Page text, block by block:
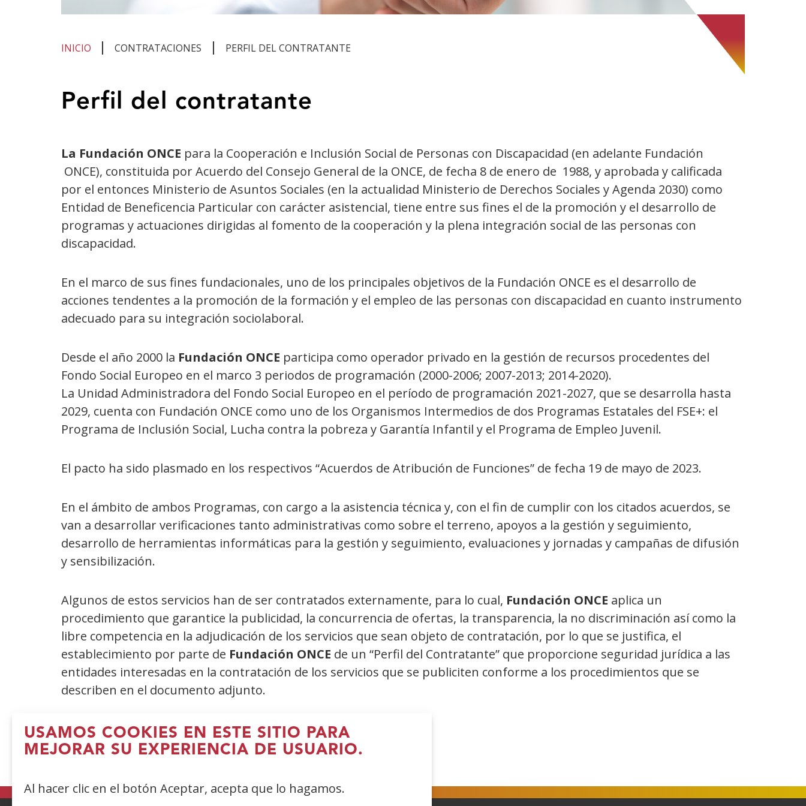
USAMOS COOKIES EN ESTE SITIO PARA
MEJORAR SU EXPERIENCIA DE USUARIO.
Al hacer clic en el botón Aceptar, acepta que lo hagamos.
INICIO CONTRATACIONES PERFIL DEL CONTRATANTE
encuentrasPerfil del contratante
La Fundación ONCE para la Cooperación e Inclusión Social de Personas con Discapacidad (en adelante Fundación
ONCE), constituida por Acuerdo del Consejo General de la ONCE, de fecha 8 de enero de 1988, y aprobada y calificada
por el entonces Ministerio de Asuntos Sociales (en la actualidad Ministerio de Derechos Sociales y Agenda 2030) como
Entidad de Beneficencia Particular con carácter asistencial, tiene entre sus fines el de la promoción y el desarrollo de
programas y actuaciones dirigidas al fomento de la cooperación y la plena integración social de las personas con
discapacidad.
En el marco de sus fines fundacionales, uno de los principales objetivos de la Fundación ONCE es el desarrollo de
acciones tendentes a la promoción de la formación y el empleo de las personas con discapacidad en cuanto instrumento
adecuado para su integración sociolaboral.
Desde el año 2000 la Fundación ONCE participa como operador privado en la gestión de recursos procedentes del
Fondo Social Europeo en el marco 3 periodos de programación (2000-2006; 2007-2013; 2014-2020).
La Unidad Administradora del Fondo Social Europeo en el período de programación 2021-2027, que se desarrolla hasta
2029, cuenta con Fundación ONCE como uno de los Organismos Intermedios de dos Programas Estatales del FSE+: el
Programa de Inclusión Social, Lucha contra la pobreza y Garantía Infantil y el Programa de Empleo Juvenil.
El pacto ha sido plasmado en los respectivos “Acuerdos de Atribución de Funciones” de fecha 19 de mayo de 2023.
En el ámbito de ambos Programas, con cargo a la asistencia técnica y, con el fin de cumplir con los citados acuerdos, se
van a desarrollar verificaciones tanto administrativas como sobre el terreno, apoyos a la gestión y seguimiento,
desarrollo de herramientas informáticas para la gestión y seguimiento, evaluaciones y jornadas y campañas de difusión
y sensibilización.
Algunos de estos servicios han de ser contratados externamente, para lo cual, Fundación ONCE aplica un
procedimiento que garantice la publicidad, la concurrencia de ofertas, la transparencia, la no discriminación así como la
libre competencia en la adjudicación de los servicios que sean objeto de contratación, por lo que se justifica, el
establecimiento por parte de Fundación ONCE de un “Perfil del Contratante” que proporcione seguridad jurídica a las
entidades interesadas en la contratación de los servicios que se publiciten conforme a los procedimientos que se
describen en el documento adjunto.
Perfil del contratante Fundación ONCE